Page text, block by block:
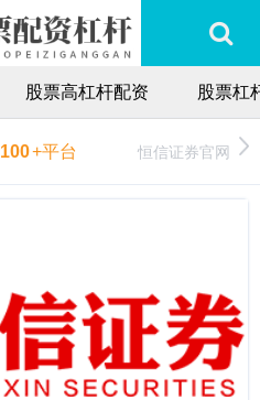
股票高杠杆配资 股票杠
100+平台 恒信证券官网